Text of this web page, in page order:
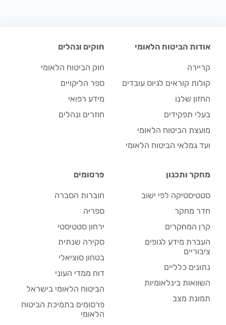
אודות הביטוח הלאומי
קריירה
קולות קוראים לגיוס עובדים
החזון שלנו
בעלי תפקידים
מועצת הביטוח הלאומי
ועד גמלאי הביטוח הלאומי
חוקים ונהלים
חוק הביטוח הלאומי
ספר הליקויים
מידע רפואי
חוזרים ונהלים
מחקר ותכנון
סטטיסטיקה לפי ישוב
חדר מחקר
קרן המחקרים
העברת מידע לגופים
ציבוריים
נתונים כלליים
השוואות בינלאומיות
תמונת מצב
פרסומים
חוברות הסברה
ספריה
ירחון סטטיסטי
סקירה שנתית
בטחון סוציאלי
דוח ממדי העוני
הביטוח הלאומי בישראל
פרסומים בתמיכת הביטוח
הלאומי